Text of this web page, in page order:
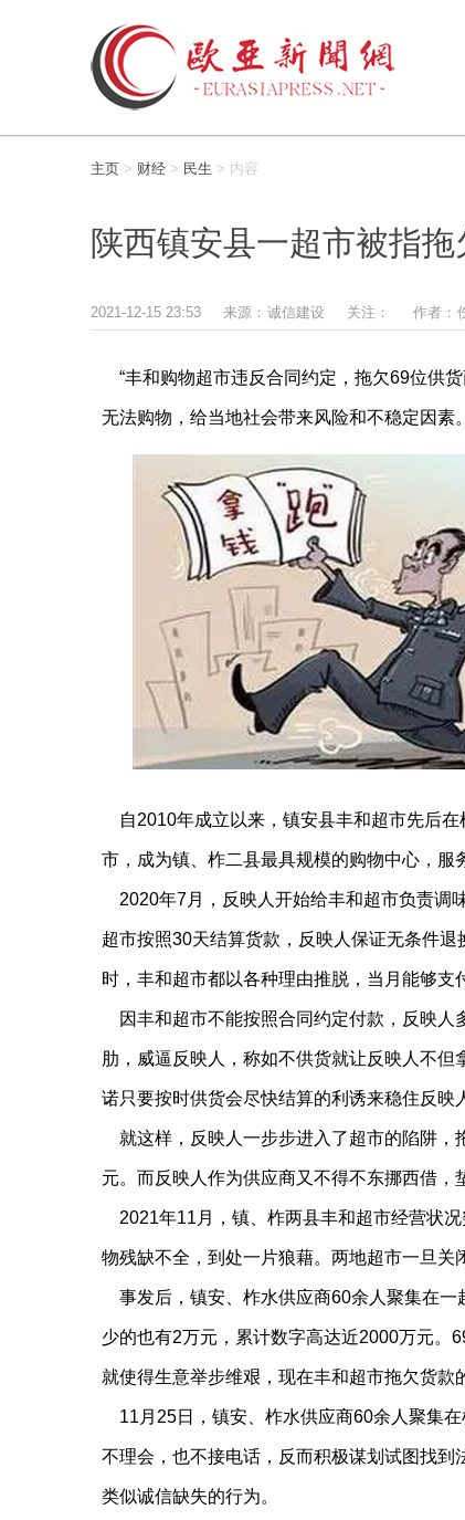
主页 > 财经 > 民生 > 内容
陕西镇安县一超市被指
2021-12-15 23:53 来源： 诚信建设 关注： 作者：
“丰和购物超市违反合同约定，拖欠69位供
无法购物，给当地社会带来风险和不稳定因素
自2010年成立以来，镇安县丰和超市先后在
市，成为镇、柞二县最具规模的购物中心，服
2020年7月，反映人开始给丰和超市负责调
超市按照30天结算货款，反映人保证无条件
时，丰和超市都以各种理由推脱，当月能够支
因丰和超市不能按照合同约定付款，反映人
肋，威逼反映人，称如不供货就让反映人不
诺只要按时供货会尽快结算的利诱来稳住反映
就这样，反映人一步步进入了超市的陷阱，
元。而反映人作为供应商又不得不东挪西借，
2021年11月，镇、柞两县丰和超市经营状
物残缺不全，到处一片狼藉。两地超市一旦关
事发后，镇安、柞水供应商60余人聚集在一
少的也有2万元，累计数字高达近2000万元。
就使得生意举步维艰，现在丰和超市拖欠货款
11月25日，镇安、柞水供应商60余人聚集
不理会，也不接电话，反而积极谋划试图找
类似诚信缺失的行为。